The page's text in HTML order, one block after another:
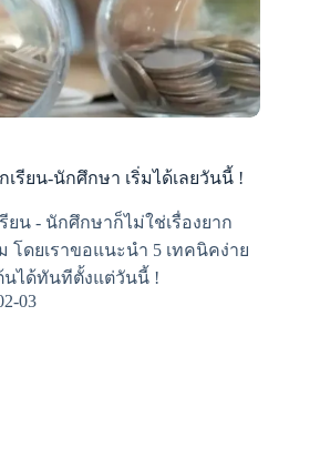
รียน-นักศึกษา เริ่มได้เลยวันนี้ !
ยน - นักศึกษาก็ไม่ใช่เรื่องยาก
ดยเราขอแนะนำ 5 เทคนิคง่าย
นได้ทันทีตั้งแต่วันนี้ !
03